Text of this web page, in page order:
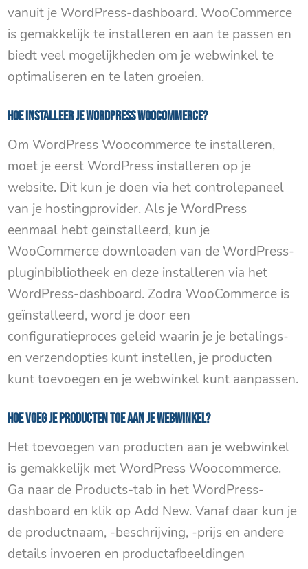
vanuit je WordPress-dashboard. WooCommerce
is gemakkelijk te installeren en aan te passen en
biedt veel mogelijkheden om je webwinkel te
optimaliseren en te laten groeien.
Hoe installeer je WordPress Woocommerce?
Om WordPress Woocommerce te installeren,
moet je eerst WordPress installeren op je
website. Dit kun je doen via het controlepaneel
van je hostingprovider. Als je WordPress
eenmaal hebt geïnstalleerd, kun je
WooCommerce downloaden van de WordPress-
pluginbibliotheek en deze installeren via het
WordPress-dashboard. Zodra WooCommerce is
geïnstalleerd, word je door een
configuratieproces geleid waarin je je betalings-
en verzendopties kunt instellen, je producten
kunt toevoegen en je webwinkel kunt aanpassen.
Hoe voeg je producten toe aan je webwinkel?
Het toevoegen van producten aan je webwinkel
is gemakkelijk met WordPress Woocommerce.
Ga naar de Products-tab in het WordPress-
dashboard en klik op Add New. Vanaf daar kun je
de productnaam, -beschrijving, -prijs en andere
details invoeren en productafbeeldingen